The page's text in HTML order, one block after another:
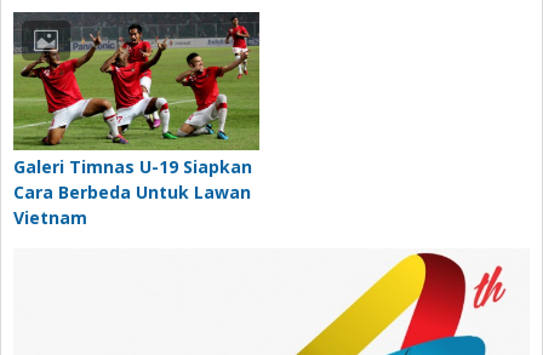
Galeri Timnas U-19 Siapkan
Cara Berbeda Untuk Lawan
Vietnam